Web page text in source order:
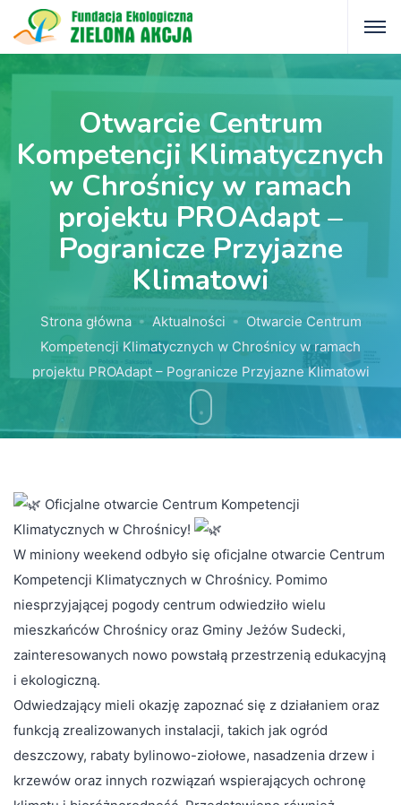
Otwarcie Centrum
Kompetencji Klimatycznych
w Chrośnicy w ramach
projektu PROAdapt –
Pogranicze Przyjazne
Klimatowi
Strona główna Aktualności
Otwarcie Centrum
Kompetencji Klimatycznych w Chrośnicy w ramach
projektu PROAdapt – Pogranicze Przyjazne Klimatowi
Oficjalne otwarcie Centrum Kompetencji
Klimatycznych w Chrośnicy!
W miniony weekend odbyło się oficjalne otwarcie Centrum
Kompetencji Klimatycznych w Chrośnicy. Pomimo
niesprzyjającej pogody centrum odwiedziło wielu
mieszkańców Chrośnicy oraz Gminy Jeżów Sudecki,
zainteresowanych nowo powstałą przestrzenią edukacyjną
i ekologiczną.
Odwiedzający mieli okazję zapoznać się z działaniem oraz
funkcją zrealizowanych instalacji, takich jak ogród
deszczowy, rabaty bylinowo-ziołowe, nasadzenia drzew i
krzewów oraz innych rozwiązań wspierających ochronę